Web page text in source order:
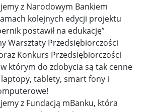
z Narodowym Bankiem
kolejnych edycji projektu
postawił na edukację”
Warsztaty Przedsiębiorczości
Konkurs Przedsiębiorczości
którym do zdobycia są tak cenne
tablety, smart fony i
z Fundacją mBanku, która